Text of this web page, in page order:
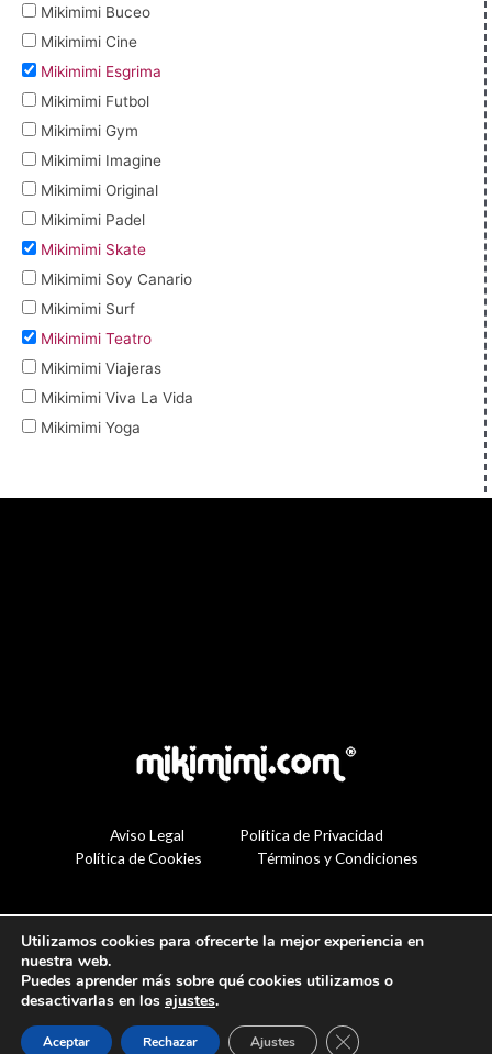
Mikimimi Buceo
Mikimimi Cine
Mikimimi Esgrima
Mikimimi Futbol
Mikimimi Gym
Mikimimi Imagine
Mikimimi Original
Mikimimi Padel
Mikimimi Skate
Mikimimi Soy Canario
Mikimimi Surf
Mikimimi Teatro
Mikimimi Viajeras
Mikimimi Viva La Vida
Mikimimi Yoga
Aviso Legal
Política de Privacidad
Política de Cookies
Términos y Condiciones
Utilizamos cookies para ofrecerte la mejor experiencia en
nuestra web.
Puedes aprender más sobre qué cookies utilizamos o
desactivarlas en los ajustes.
Aceptar Rechazar Ajustes Cerrar el banner de